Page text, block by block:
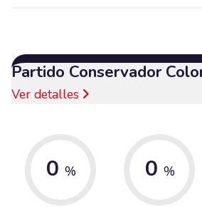
Partido Conservador
Ver detalles
0 % 0 %